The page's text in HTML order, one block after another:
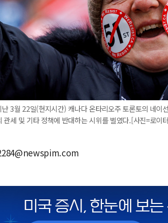
난 3월 22일(현지시간) 캐나다 온타리오주 토론토의 네이
관세 및 기타 정책에 반대하는 시위를 벌였다.[사진=